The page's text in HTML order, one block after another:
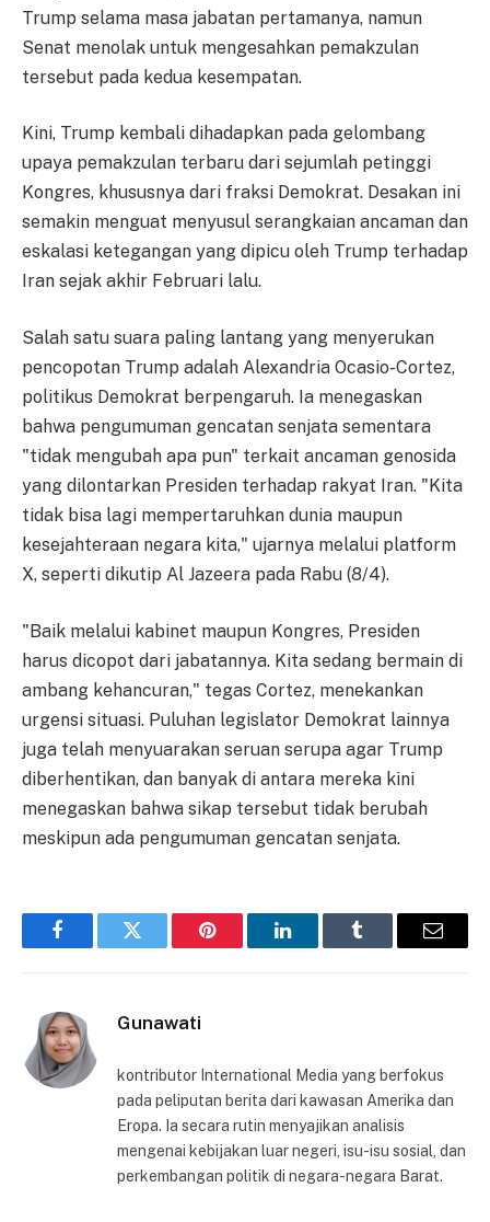
Trump selama masa jabatan pertamanya, namun
Senat menolak untuk mengesahkan pemakzulan
tersebut pada kedua kesempatan.
Kini, Trump kembali dihadapkan pada gelombang
upaya pemakzulan terbaru dari sejumlah petinggi
Kongres, khususnya dari fraksi Demokrat. Desakan ini
semakin menguat menyusul serangkaian ancaman dan
eskalasi ketegangan yang dipicu oleh Trump terhadap
Iran sejak akhir Februari lalu.
Salah satu suara paling lantang yang menyerukan
pencopotan Trump adalah Alexandria Ocasio-Cortez,
politikus Demokrat berpengaruh. Ia menegaskan
bahwa pengumuman gencatan senjata sementara
"tidak mengubah apa pun" terkait ancaman genosida
yang dilontarkan Presiden terhadap rakyat Iran. "Kita
tidak bisa lagi mempertaruhkan dunia maupun
kesejahteraan negara kita," ujarnya melalui platform
X, seperti dikutip Al Jazeera pada Rabu (8/4).
"Baik melalui kabinet maupun Kongres, Presiden
harus dicopot dari jabatannya. Kita sedang bermain di
ambang kehancuran," tegas Cortez, menekankan
urgensi situasi. Puluhan legislator Demokrat lainnya
juga telah menyuarakan seruan serupa agar Trump
diberhentikan, dan banyak di antara mereka kini
menegaskan bahwa sikap tersebut tidak berubah
meskipun ada pengumuman gencatan senjata.
FacebookTwitter Pinterest LinkedInTumblr Email
Gunawati
kontributor International Media yang berfokus
pada peliputan berita dari kawasan Amerika dan
Eropa. Ia secara rutin menyajikan analisis
mengenai kebijakan luar negeri, isu-isu sosial, dan
perkembangan politik di negara-negara Barat.